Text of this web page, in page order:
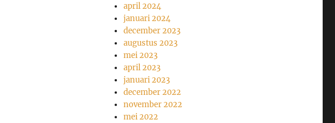
april 2024
januari 2024
december 2023
augustus 2023
mei 2023
april 2023
januari 2023
december 2022
november 2022
mei 2022